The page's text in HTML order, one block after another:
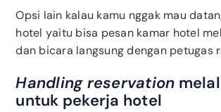
Opsi lain kalau kamu nggak mau
hotel yaitu bisa pesan kamar hotel
dan bicara langsung dengan petugas
Handling reservation
untuk pekerja hotel